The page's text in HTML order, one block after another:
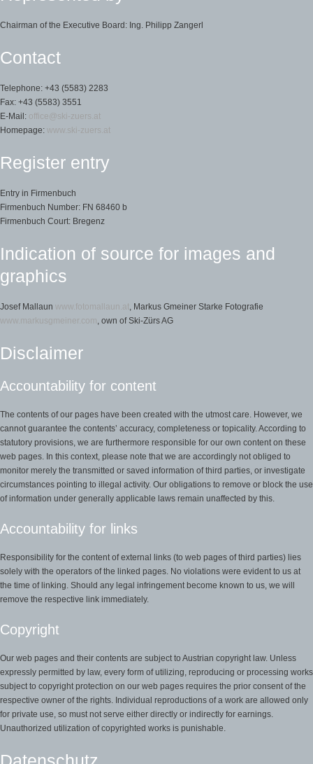
Chairman of the Executive Board: Ing. Philipp Zangerl
Contact
Telephone: +43 (5583) 2283
Fax: +43 (5583) 3551
E-Mail: office@ski-zuers.at
Homepage: www.ski-zuers.at
Register entry
Entry in Firmenbuch
Firmenbuch Number: FN 68460 b
Firmenbuch Court: Bregenz
Indication of source for images and
graphics
Josef Mallaun www.fotomallaun.at , Markus Gmeiner Starke Fotografie
www.markusgmeiner.com , own of Ski-Zürs AG
Disclaimer
Accountability for content
The contents of our pages have been created with the utmost care. However, we
cannot guarantee the contents’ accuracy, completeness or topicality. According to
statutory provisions, we are furthermore responsible for our own content on these
web pages. In this context, please note that we are accordingly not obliged to
monitor merely the transmitted or saved information of third parties, or investigate
circumstances pointing to illegal activity. Our obligations to remove or block the use
of information under generally applicable laws remain unaffected by this.
Accountability for links
Responsibility for the content of external links (to web pages of third parties) lies
solely with the operators of the linked pages. No violations were evident to us at
the time of linking. Should any legal infringement become known to us, we will
remove the respective link immediately.
Copyright
Our web pages and their contents are subject to Austrian copyright law. Unless
expressly permitted by law, every form of utilizing, reproducing or processing works
subject to copyright protection on our web pages requires the prior consent of the
respective owner of the rights. Individual reproductions of a work are allowed only
for private use, so must not serve either directly or indirectly for earnings.
Unauthorized utilization of copyrighted works is punishable.